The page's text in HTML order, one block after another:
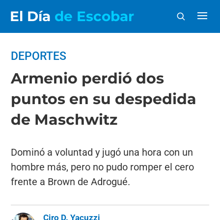
El Día de Escobar
DEPORTES
Armenio perdió dos
puntos en su despedida
de Maschwitz
Dominó a voluntad y jugó una hora con un
hombre más, pero no pudo romper el cero
frente a Brown de Adrogué.
Ciro D. Yacuzzi